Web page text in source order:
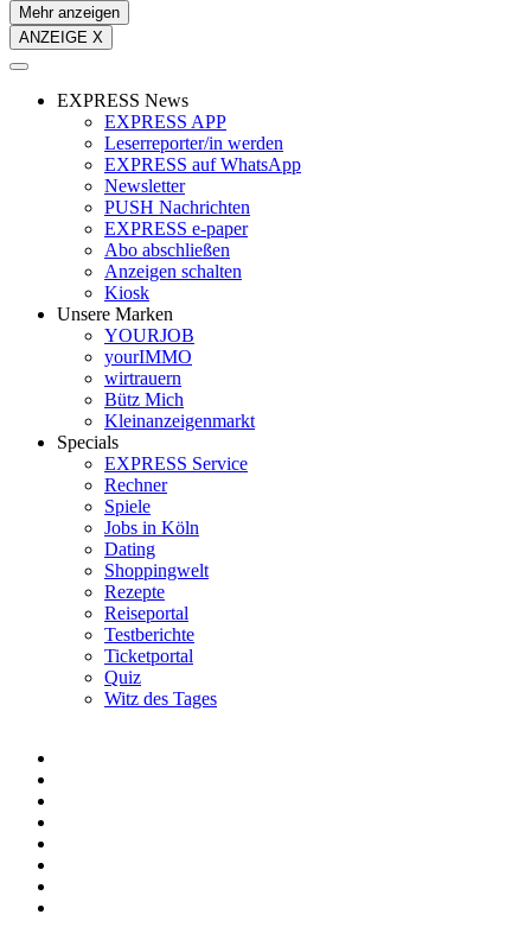
Mehr anzeigen
ANZEIGE X
EXPRESS News
EXPRESS APP
Leserreporter/in werden
EXPRESS auf WhatsApp
Newsletter
PUSH Nachrichten
EXPRESS e-paper
Abo abschließen
Anzeigen schalten
Kiosk
Unsere Marken
YOURJOB
yourIMMO
wirtrauern
Bütz Mich
Kleinanzeigenmarkt
Specials
EXPRESS Service
Rechner
Spiele
Jobs in Köln
Dating
Shoppingwelt
Rezepte
Reiseportal
Testberichte
Ticketportal
Quiz
Witz des Tages